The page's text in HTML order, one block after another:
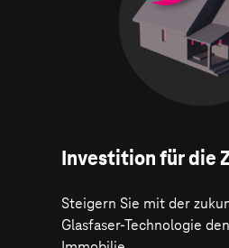
Investition für die
Steigern Sie mit der
Glasfaser-Technologie